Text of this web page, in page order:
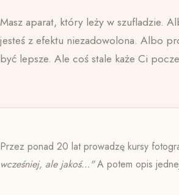
Masz aparat, który leży w szufladzie.
jesteś z efektu niezadowolona. Albo
być lepsze. Ale coś stale każe Ci
Przez ponad 20 lat prowadzę kursy
wcześniej, ale jakoś…"A potem opis